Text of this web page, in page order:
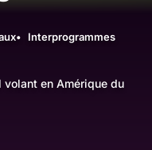
Interprogrammes
en Amérique du